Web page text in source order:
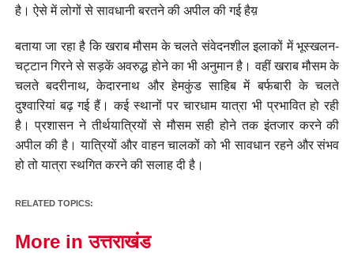
है। ऐसे में लोगों से सावधानी बरतने की अपील की गई हैय़
बताया जा रहा है कि खराब मौसम के चलते संवेदनशील इलाकों में भूस्खलन-
चट्टान गिरने से सड़कें अवरुद्ध होने का भी अनुमान है। वहीं खराब मौसम के
चलते बदरीनाथ, केदारनाथ और हेमकुंड साहिब में बर्फबारी के चलते
दुश्वारियां बढ़ गई हैं। कई स्थानों पर चारधाम यात्रा भी प्रभावित हो रही
है। प्रशासन ने तीर्थयात्रियों से मौसम सही होने तक इंतजार करने की
अपील की है। यात्रियों और वाहन चालकों को भी सावधान रहने और संभव
हो तो यात्रा स्थगित करने की सलाह दी है।
RELATED TOPICS:
More in उत्तराखंड